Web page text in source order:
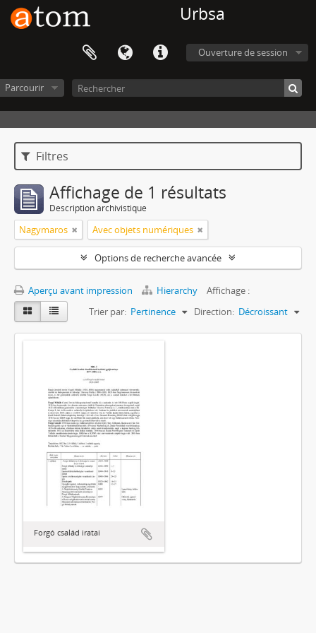
Urbsa
Ouverture de session
Parcourir
Filtres
Affichage de 1 résultats
Description archivistique
Nagymaros Avec objets numériques
Options de recherche avancée
Aperçu avant impression Hierarchy
Affichage :
Trier par: Pertinence Direction: Décroissant
Forgó család iratai